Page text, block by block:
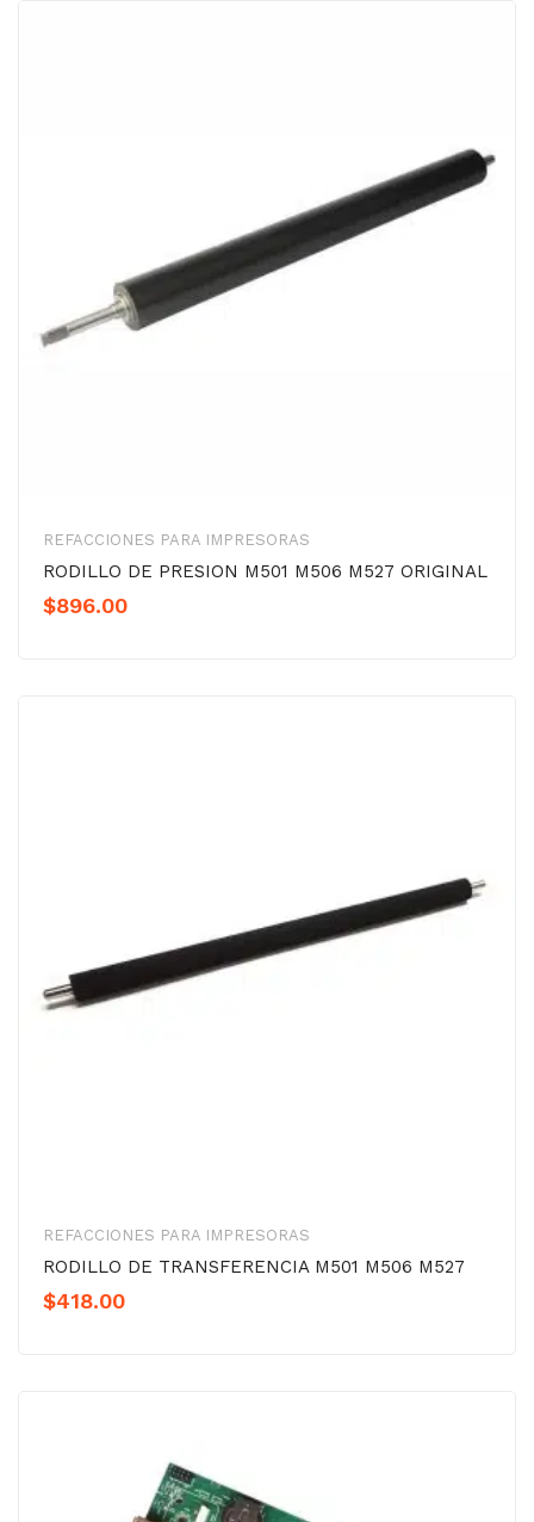
REFACCIONES PARA IMPRESORAS
RODILLO DE PRESION M501 M506 M527 ORIGINAL
$896.00
REFACCIONES PARA IMPRESORAS
RODILLO DE TRANSFERENCIA M501 M506 M527
$418.00